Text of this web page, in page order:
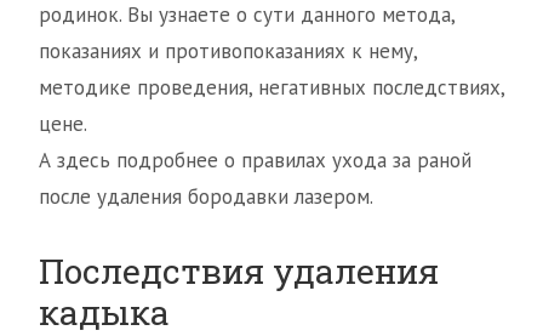
родинок. Вы узнаете о сути данного метода,
показаниях и противопоказаниях к нему,
методике проведения, негативных последствиях,
цене.
А здесь подробнее о правилах ухода за раной
после удаления бородавки лазером.
Последствия удаления
кадыка